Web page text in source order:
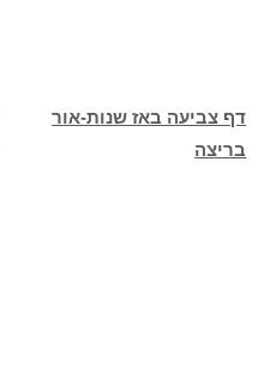
דף צביעה באז שנות-אור
בריצה